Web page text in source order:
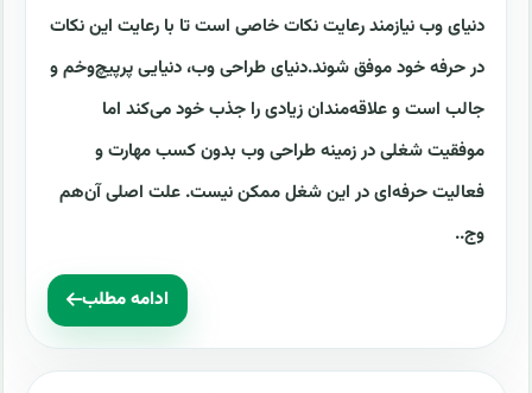
دنیای وب نیازمند رعایت نکات خاصی است تا با رعایت این نکات
در حرفه خود موفق شوند.دنیای طراحی وب، دنیایی پرپیچ‌وخم و
جالب است و علاقه‌مندان زیادی را جذب خود می‌کند اما
موفقیت شغلی در زمینه طراحی وب بدون کسب مهارت و
فعالیت حرفه‌ای در این شغل ممکن نیست. علت اصلی آن‌هم
وج..
ادامه مطلب